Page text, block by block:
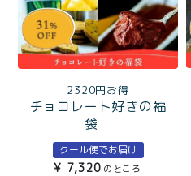
プライバシーポリシー
特定商取引法に基づく表記
2320円お得
チョコレート好きの福
袋
クール便でお届け
¥ 7,320 のところ